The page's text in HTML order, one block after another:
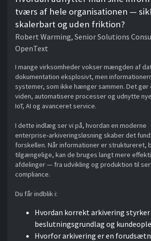
tværs af hele organisationen —
skalerbart og uden friktion?
Robert Warming, Senior Solutions
OpenText
I mange virksomheder vokser mængden af
dokumentation eksplosivt, men
systemer, som ikke hænger sammen. Det
viden, automatisere processer og udnytte
IoT, AI og avanceret service.
I dette indlæg ser vi på, hvordan en moderne
enterprise‑arkiveringsløsning skaber det
forskellen. Når informationer er struktureret,
tilgængelige, kan de bruges langt mere
afdelinger — fra udvikling og produktion til
compliance.
Du får indblik i:
Hvordan korrekt arkivering styrker
beslutningsgrundlag og
Hvorfor arkivering er en